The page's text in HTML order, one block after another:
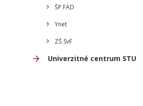
ŠP FAD
Ynet
ZŠ SvF
Univerzitné centrum STU